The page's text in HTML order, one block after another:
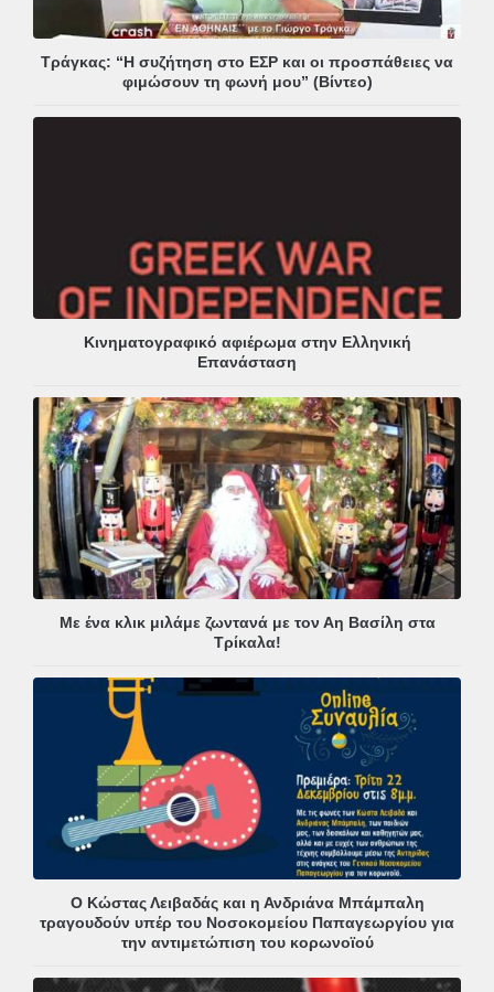
Τράγκας: “Η συζήτηση στο ΕΣΡ και οι προσπάθειες να
φιμώσουν τη φωνή μου” (Βίντεο)
Κινηματογραφικό αφιέρωμα στην Ελληνική
Επανάσταση
Με ένα κλικ μιλάμε ζωντανά με τον Αη Βασίλη στα
Τρίκαλα!
Ο Κώστας Λειβαδάς και η Ανδριάνα Μπάμπαλη
τραγουδούν υπέρ του Νοσοκομείου Παπαγεωργίου για
την αντιμετώπιση του κορωνοϊού